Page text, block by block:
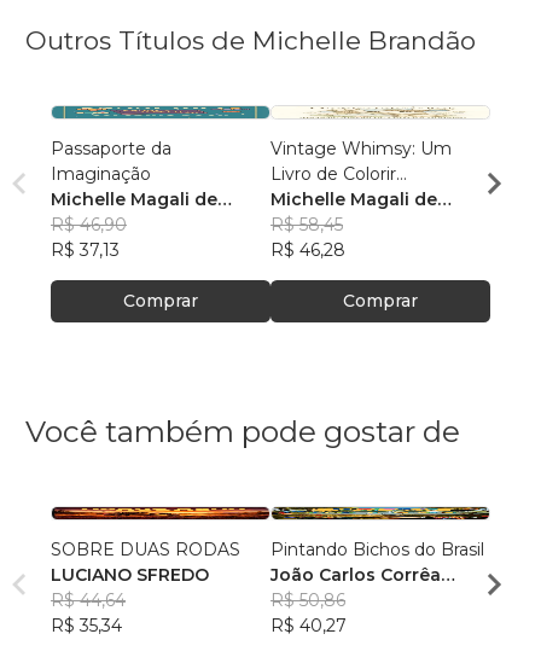
Outros Títulos de Michelle Brandão
Passaporte da
Imaginação
Michelle Magali de
Oliveira Brandão
R$ 46,90
R$ 37,13
Comprar
Vintage Whimsy: Um
Livro de Colorir
Nostálgico
Michelle Magali de
Oliveira Br
R$ 58,45
R$ 46,28
Comprar
Você também pode gostar de
SOBRE DUAS RODAS
LUCIANO SFREDO
R$ 44,64
R$ 35,34
Pintando Bichos do Brasil
João Carlos Corrêa
Caminha
R$ 50,86
R$ 40,27
João
R$